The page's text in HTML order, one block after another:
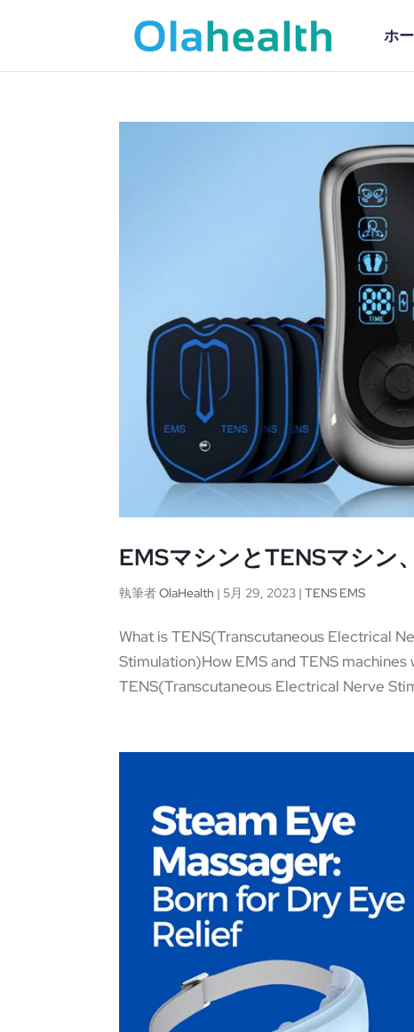
ホ
EMSマシンとTENSマシン
執筆者OlaHealth | 5月 29, 2023 |TENS EMS
What is TENS(Transcutaneous Electrical
Stimulation)How EMS and TENS
TENS(Transcutaneous Electrical Nerve